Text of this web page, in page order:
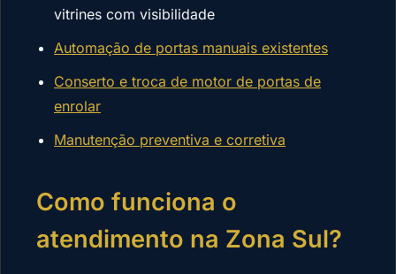
vitrines com visibilidade
Automação de portas manuais existentes
Conserto e troca de motor de portas de
enrolar
Manutenção preventiva e corretiva
Como funciona o
atendimento na Zona Sul?